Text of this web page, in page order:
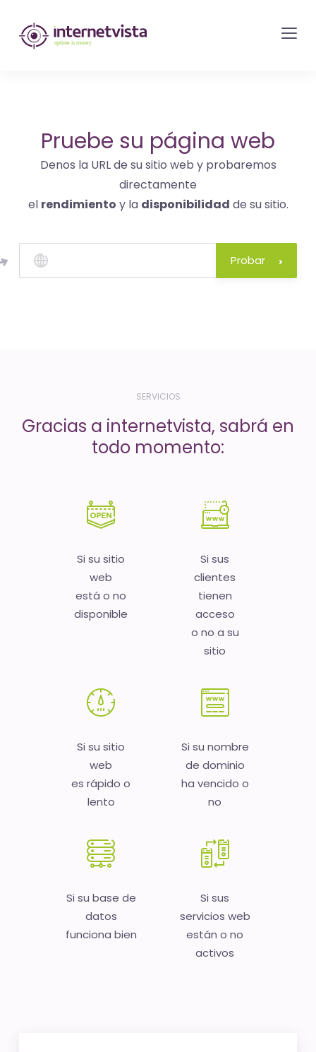
Monitorización
de
del
sitio
web
los
servicios
de
oro
Pruebe su página web
Denos la URL de su sitio web y probaremos
directamente
el rendimiento y la disponibilidad de su sitio.
Probar
SERVICIOS
Gracias a internetvista, sabrá en
todo momento:
Si su sitio
web
está o no
disponible
Si sus
clientes
tienen
acceso
o no a su
sitio
Si su sitio
web
es rápido o
lento
Si su nombre
de dominio
ha vencido o
no
Si su base de
datos
funciona bien
Si sus
servicios web
están o no
activos